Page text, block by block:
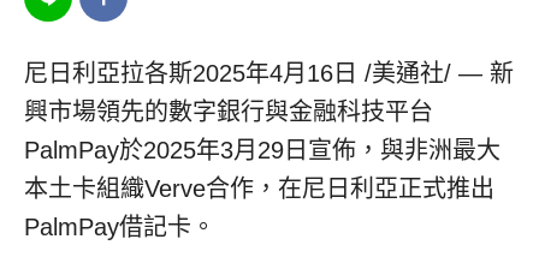
尼日利亞拉各斯2025年4月16日 /美通社/ — 新
興市場領先的數字銀行與金融科技平台
PalmPay於2025年3月29日宣佈，與非洲最大
本土卡組織Verve合作，在尼日利亞正式推出
PalmPay借記卡。